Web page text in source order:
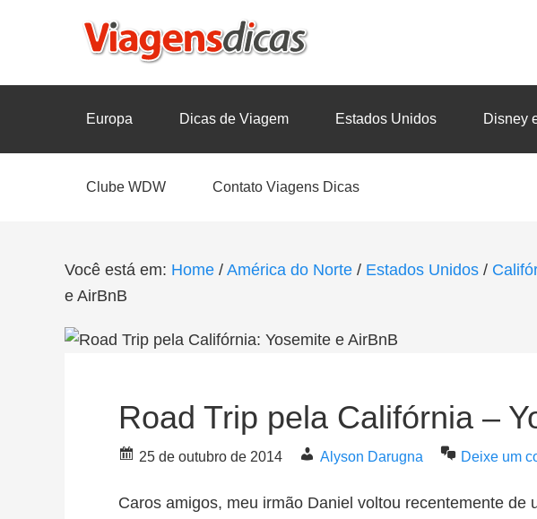
Europa Dicas de Viagem Estados Unidos Disney
Clube WDW Contato Viagens Dicas
Você está em: Home / América do Norte / Estados Unidos /
e AirBnB
Road Trip pela Califórnia –
25 de outubro de 2014 Alyson Darugna Deixe um
Caros amigos, meu irmão Daniel voltou recentemente de